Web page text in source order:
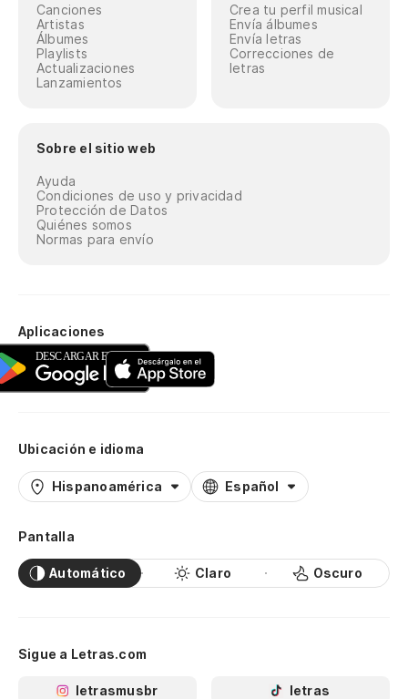
Canciones
Artistas
Álbumes
Playlists
Actualizaciones
Lanzamientos
Crea tu perfil musical
Envía álbumes
Envía letras
Correcciones de
letras
Sobre el sitio web
Ayuda
Condiciones de uso y privacidad
Protección de Datos
Quiénes somos
Normas para envío
Aplicaciones
Ubicación e idioma
Hispanoamérica Español
Pantalla
Automático Claro Oscuro
Sigue a Letras.com
letrasmusbr letras